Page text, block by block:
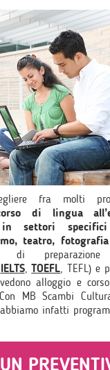
fra molti
di lingua
in settori
teatro,
di
IELTS,TOEFL, TEFL) e
alloggio e
MB Scambi
infatti